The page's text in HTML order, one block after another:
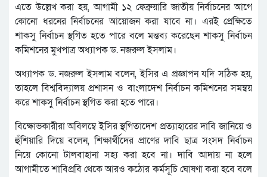
এতে উল্লেখ করা হয়, আগামী ১২ ফেব্রুয়ারি জাতীয় নির্বাচনের আগে
কোনো ধরনের নির্বাচনের আয়োজন করা যাবে না। এরই প্রেক্ষিতে
শাকসু নির্বাচন স্থগিত হতে পারে বলে মন্তব্য করেছেন শাকসু নির্বাচন
কমিশনের মুখপাত্র অধ্যাপক ড. নজরুল ইসলাম।
অধ্যাপক ড. নজরুল ইসলাম বলেন, ইসির এ প্রজ্ঞাপন যদি সঠিক হয়,
তাহলে বিশ্ববিদ্যালয় প্রশাসন ও বাংলাদেশ নির্বাচন কমিশনের সমন্বয়
করে শাকসু নির্বাচন স্থগিত করা হতে পারে।
বিক্ষোভকারীরা অবিলম্বে ইসির স্থগিতাদেশ প্রত্যাহারের দাবি জানিয়ে ও
হুঁশিয়ারি দিয়ে বলেন, শিক্ষার্থীদের প্রাণের দাবি ছাত্র সংসদ নির্বাচন
নিয়ে কোনো টালবাহানা সহ্য করা হবে না। দাবি আদায় না হলে
আগামীতে শাবিপ্রবি থেকে আরও কঠোর কর্মসূচি ঘোষণা করা হবে বলে